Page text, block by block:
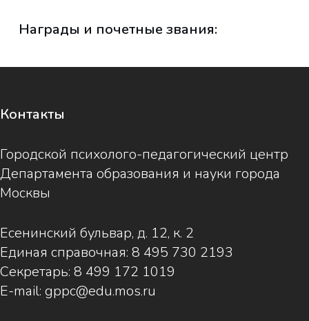
Награды и почетные звания:
Контакты
Городской психолого-педагогический центр
Департамента образования и науки города
Москвы
Есенинский бульвар, д. 12, к. 2
Единая справочная: 8 495 730 2193
Секретарь: 8 499 172 1019
E-mail: gppc@edu.mos.ru